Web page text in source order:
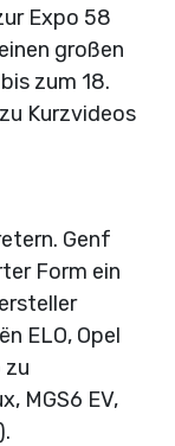
Expo 58
großen
zum 18.
Kurzvideos
Genf
Form ein
ELO, Opel
zu
MGS6 EV,